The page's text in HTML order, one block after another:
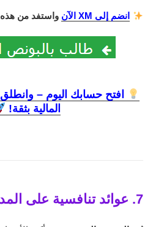
انضم إلى XM الآن واستفد من
افتح حسابك اليوم –
المالية بثقة!
7. عوائد تنافسية على المدى الطويل